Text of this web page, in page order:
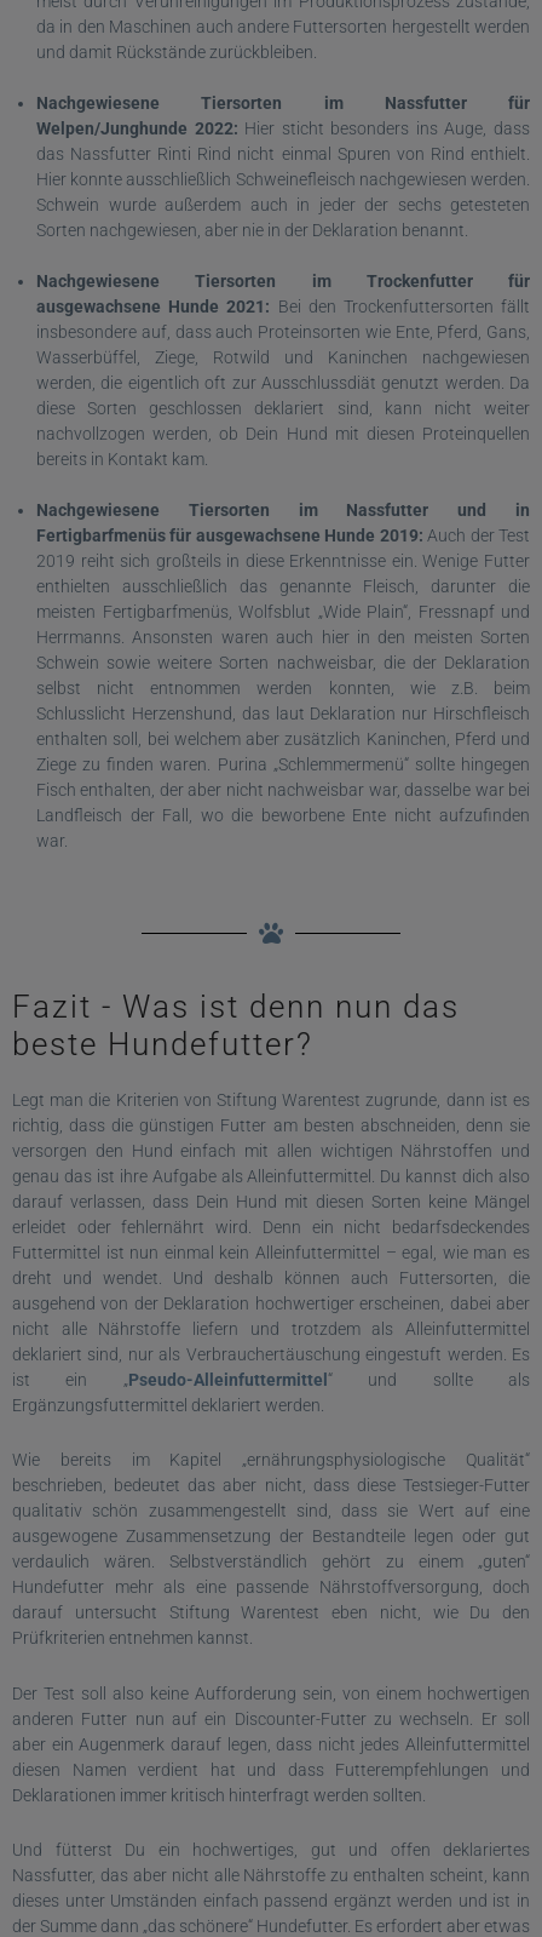
da in den Maschinen auch andere Futtersorten hergestellt werden
und damit Rückstände zurückbleiben.
Nachgewiesene Tiersorten im Nassfutter für
Welpen/Junghunde 2022: Hier sticht besonders ins Auge, dass
das Nassfutter Rinti Rind nicht einmal Spuren von Rind enthielt.
Hier konnte ausschließlich Schweinefleisch nachgewiesen werden.
Schwein wurde außerdem auch in jeder der sechs getesteten
Sorten nachgewiesen, aber nie in der Deklaration benannt.
Nachgewiesene Tiersorten im Trockenfutter für
ausgewachsene Hunde 2021: Bei den Trockenfuttersorten fällt
insbesondere auf, dass auch Proteinsorten wie Ente, Pferd, Gans,
Wasserbüffel, Ziege, Rotwild und Kaninchen nachgewiesen
werden, die eigentlich oft zur Ausschlussdiät genutzt werden. Da
diese Sorten geschlossen deklariert sind, kann nicht weiter
nachvollzogen werden, ob Dein Hund mit diesen Proteinquellen
bereits in Kontakt kam.
Nachgewiesene Tiersorten im Nassfutter und in
Fertigbarfmenüs für ausgewachsene Hunde 2019: Auch der Test
2019 reiht sich großteils in diese Erkenntnisse ein. Wenige Futter
enthielten ausschließlich das genannte Fleisch, darunter die
meisten Fertigbarfmenüs, Wolfsblut „Wide Plain“, Fressnapf und
Herrmanns. Ansonsten waren auch hier in den meisten Sorten
Schwein sowie weitere Sorten nachweisbar, die der Deklaration
selbst nicht entnommen werden konnten, wie z.B. beim
Schlusslicht Herzenshund, das laut Deklaration nur Hirschfleisch
enthalten soll, bei welchem aber zusätzlich Kaninchen, Pferd und
Ziege zu finden waren. Purina „Schlemmermenü“ sollte hingegen
Fisch enthalten, der aber nicht nachweisbar war, dasselbe war bei
Landfleisch der Fall, wo die beworbene Ente nicht aufzufinden
war.
Fazit - Was ist denn nun das
beste Hundefutter?
Legt man die Kriterien von Stiftung Warentest zugrunde, dann ist es
richtig, dass die günstigen Futter am besten abschneiden, denn sie
versorgen den Hund einfach mit allen wichtigen Nährstoffen und
genau das ist ihre Aufgabe als Alleinfuttermittel. Du kannst dich also
darauf verlassen, dass Dein Hund mit diesen Sorten keine Mängel
erleidet oder fehlernährt wird. Denn ein nicht bedarfsdeckendes
Futtermittel ist nun einmal kein Alleinfuttermittel – egal, wie man es
dreht und wendet. Und deshalb können auch Futtersorten, die
ausgehend von der Deklaration hochwertiger erscheinen, dabei aber
nicht alle Nährstoffe liefern und trotzdem als Alleinfuttermittel
deklariert sind, nur als Verbrauchertäuschung eingestuft werden. Es
ist ein „Pseudo-Alleinfuttermittel “ und sollte als
Ergänzungsfuttermittel deklariert werden.
Wie bereits im Kapitel „ernährungsphysiologische Qualität“
beschrieben, bedeutet das aber nicht, dass diese Testsieger-Futter
qualitativ schön zusammengestellt sind, dass sie Wert auf eine
ausgewogene Zusammensetzung der Bestandteile legen oder gut
verdaulich wären. Selbstverständlich gehört zu einem „guten“
Hundefutter mehr als eine passende Nährstoffversorgung, doch
darauf untersucht Stiftung Warentest eben nicht, wie Du den
Prüfkriterien entnehmen kannst.
Der Test soll also keine Aufforderung sein, von einem hochwertigen
anderen Futter nun auf ein Discounter-Futter zu wechseln. Er soll
aber ein Augenmerk darauf legen, dass nicht jedes Alleinfuttermittel
diesen Namen verdient hat und dass Futterempfehlungen und
Deklarationen immer kritisch hinterfragt werden sollten.
Und fütterst Du ein hochwertiges, gut und offen deklariertes
Nassfutter, das aber nicht alle Nährstoffe zu enthalten scheint, kann
dieses unter Umständen einfach passend ergänzt werden und ist in
der Summe dann „das schönere“ Hundefutter. Es erfordert aber etwas